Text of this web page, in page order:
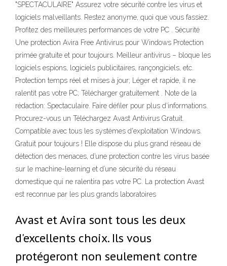
"SPECTACULAIRE" Assurez votre sécurité contre les virus et
logiciels malveillants. Restez anonyme, quoi que vous fassiez.
Profitez des meilleures performances de votre PC . Sécurité
Une protection Avira Free Antivirus pour Windows Protection
primée gratuite et pour toujours. Meilleur antivirus – bloque les
logiciels espions, logiciels publicitaires, rançongiciels, etc.
Protection temps réel et mises à jour; Léger et rapide, il ne
ralentit pas votre PC; Télécharger gratuitement . Note de la
rédaction: Spectaculaire. Faire défiler pour plus d’informations.
Procurez-vous un Téléchargez Avast Antivirus Gratuit.
Compatible avec tous les systèmes d'exploitation Windows.
Gratuit pour toujours ! Elle dispose du plus grand réseau de
détection des menaces, d’une protection contre les virus basée
sur le machine-learning et d’une sécurité du réseau
domestique qui ne ralentira pas votre PC. La protection Avast
est reconnue par les plus grands laboratoires
Avast et Avira sont tous les deux
d'excellents choix. Ils vous
protégeront non seulement contre